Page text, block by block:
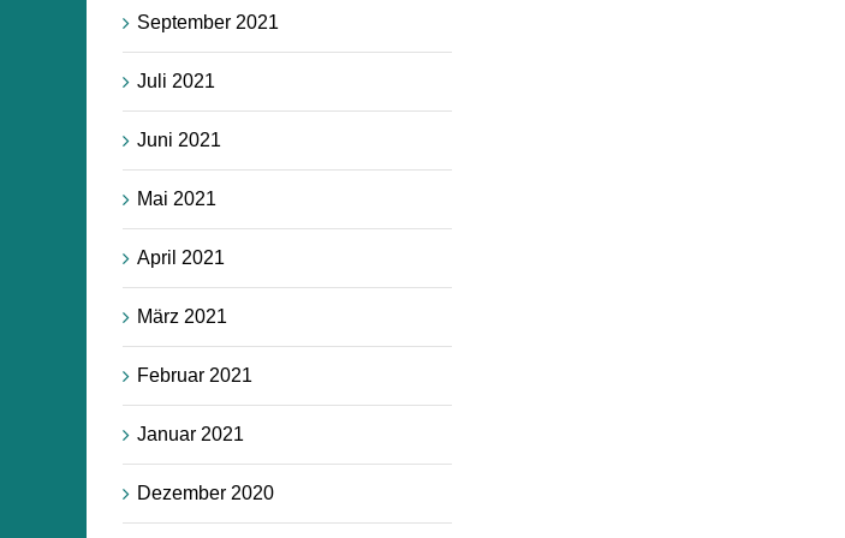
September 2021
Juli 2021
Juni 2021
Mai 2021
April 2021
März 2021
Februar 2021
Januar 2021
Dezember 2020